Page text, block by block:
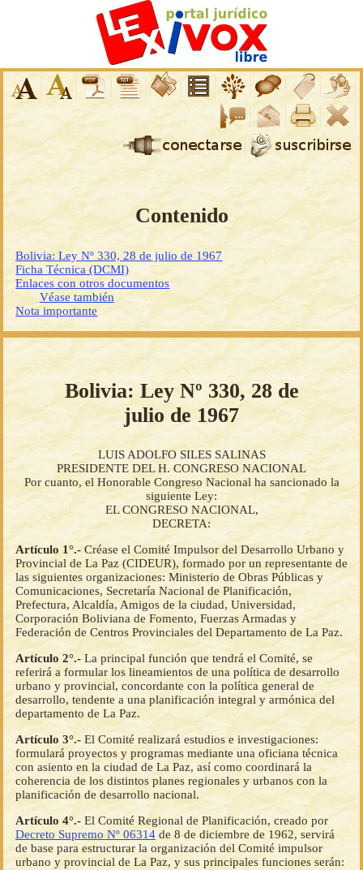
Contenido
Bolivia: Ley Nº 330, 28 de julio de 1967
Ficha Técnica (DCMI)
Enlaces con otros documentos
Véase también
Nota importante
Bolivia: Ley Nº 330, 28 de
julio de 1967
LUIS ADOLFO SILES SALINAS
PRESIDENTE DEL H. CONGRESO NACIONAL
Por cuanto, el Honorable Congreso Nacional ha sancionado la
siguiente Ley:
EL CONGRESO NACIONAL,
DECRETA:
Artículo 1°.- Créase el Comité Impulsor del Desarrollo Urbano y
Provincial de La Paz (CIDEUR), formado por un representante de
las siguientes organizaciones: Ministerio de Obras Públicas y
Comunicaciones, Secretaría Nacional de Planificación,
Prefectura, Alcaldía, Amigos de la ciudad, Universidad,
Corporación Boliviana de Fomento, Fuerzas Armadas y
Federación de Centros Provinciales del Departamento de La Paz.
Artículo 2°.- La principal función que tendrá el Comité, se
referirá a formular los lineamientos de una política de desarrollo
urbano y provincial, concordante con la política general de
desarrollo, tendente a una planificación integral y armónica del
departamento de La Paz.
Artículo 3°.- El Comité realizará estudios e investigaciones:
formulará proyectos y programas mediante una oficiana técnica
con asiento en la ciudad de La Paz, así como coordinará la
coherencia de los distintos planes regionales y urbanos con la
planificación de desarrollo nacional.
Artículo 4°.- El Comité Regional de Planificación, creado por
Decreto Supremo Nº 06314 de 8 de diciembre de 1962, servirá
de base para estructurar la organización del Comité impulsor
urbano y provincial de La Paz, y sus principales funciones serán: